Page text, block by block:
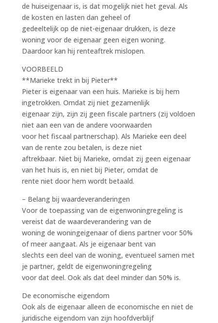
de huiseigenaar is, is dat mogelijk niet het geval. Als
de kosten en lasten dan geheel of
gedeeltelijk op de niet-eigenaar drukken, is deze
woning voor de eigenaar geen eigen woning.
Daardoor kan hij renteaftrek mislopen.
VOORBEELD
**Marieke trekt in bij Pieter**
Pieter is eigenaar van een huis. Marieke is bij hem
ingetrokken. Omdat zij niet gezamenlijk
eigenaar zijn, zijn zij geen fiscale partners (zij voldoen
niet aan een van de andere voorwaarden
voor het fiscaal partnerschap). Als Marieke een deel
van de rente zou betalen, is deze niet
aftrekbaar. Niet bij Marieke, omdat zij geen eigenaar
van het huis is, en niet bij Pieter, omdat de
rente niet door hem wordt betaald.
– Belang bij waardeveranderingen
Voor de toepassing van de eigenwoningregeling is
vereist dat de waardeverandering van de
woning de woningeigenaar of diens partner voor 50%
of meer aangaat. Als je eigenaar bent van
slechts een deel van de woning, eventueel samen met
je partner, geldt de eigenwoningregeling
voor dat deel. Ook als dat deel minder dan 50% is.
De economische eigendom
Ook als de eigenaar alleen de economische en niet de
juridische eigendom van zijn hoofdverblijf